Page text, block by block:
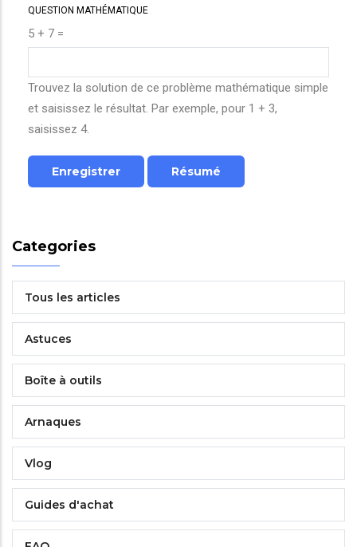
QUESTION MATHÉMATIQUE
5 + 7 =
Trouvez la solution de ce problème mathématique simple
et saisissez le résultat. Par exemple, pour 1 + 3,
saisissez 4.
Categories
Tous les articles
Astuces
Boîte à outils
Arnaques
Vlog
Guides d'achat